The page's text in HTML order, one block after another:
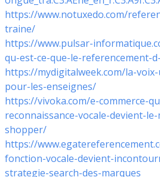
https://www.notuxedo.com/
traine/
https://www.pulsar-
qu-est-ce-que-le-referencement-
https://mydigitalweek.com/la-
pour-les-enseignes/
https://vivoka.com/e-commerce-
reconnaissance-vocale-devient-
shopper/
https://
fonction-vocale-devient-
strategie-search-des-marques